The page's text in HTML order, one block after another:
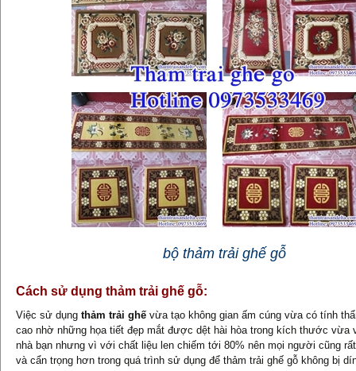
bộ thảm trải ghế gỗ
Cách sử dụng thảm trải ghế gỗ:
Việc sử dụng thảm trải ghế vừa tạo không gian ấm cúng vừa có tính
cao nhờ những họa tiết đẹp mắt được dệt hài hòa trong kích thước vừa
nhà bạn nhưng vì với chất liệu len chiếm tới 80% nên mọi người cũng
và cẩn trọng hơn trong quá trình sử dụng để thảm trải ghế gỗ không bị